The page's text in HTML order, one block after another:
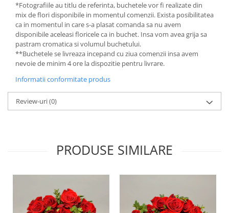
*Fotografiile au titlu de referinta, buchetele vor fi realizate din
mix de flori disponibile in momentul comenzii. Exista posibilitatea
ca in momentul in care s-a plasat comanda sa nu avem
disponibile aceleasi floricele ca in buchet. Insa vom avea grija sa
pastram cromatica si volumul buchetului.
**Buchetele se livreaza incepand cu ziua comenzii insa avem
nevoie de minim 4 ore la dispozitie pentru livrare.
Informatii conformitate produs
Review-uri(0)
PRODUSE SIMILARE